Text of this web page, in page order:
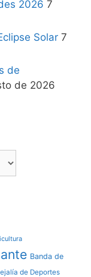
2026 7
Solar 7
de
de 2026
Banda de
de Deportes